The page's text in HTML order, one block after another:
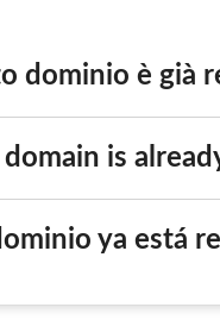
dominio è già
is
ya está